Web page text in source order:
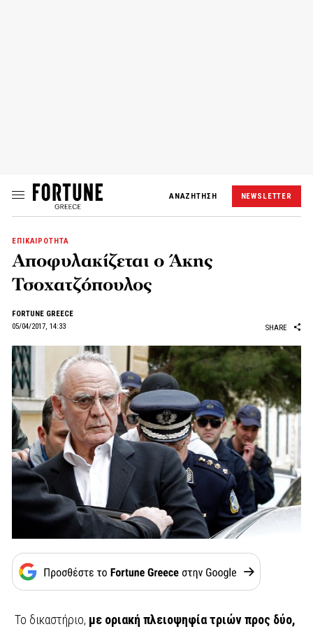
ΑΝΑΖΗΤΗΣΗ NEWSLETTER
ΕΠΙΚΑΙΡΟΤΗΤΑ
Αποφυλακίζεται ο Άκης
Τσοχατζόπουλος
FORTUNE GREECE
05/04/2017, 14:33
SHARE
Το δικαστήριο, με οριακή πλειοψηφία τριών προς δύο,